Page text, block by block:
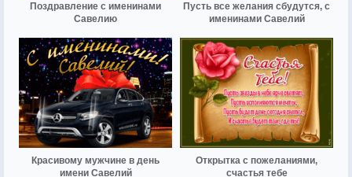
Поздравление с именинами
Савелию
Пусть все желания сбудутся, с
именинами Савелий
Красивому мужчине в день
имени Савелий
Открытка с пожеланиями,
счастья тебе